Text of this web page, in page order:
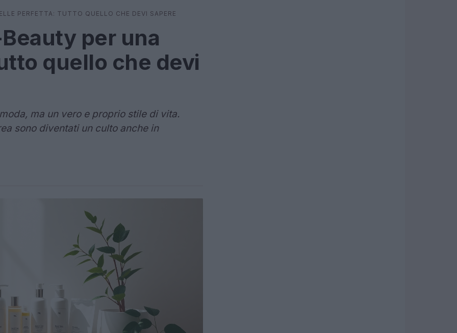
PERFETTA: TUTTO QUELLO CHE DEVI SAPERE
per una
quello che devi
ma un vero e proprio stile di vita.
sono diventati un culto anche in